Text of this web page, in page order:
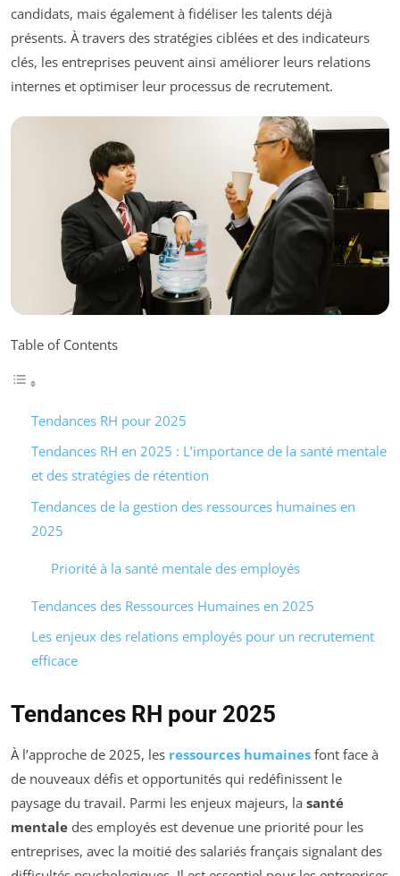
candidats, mais également à fidéliser les talents déjà
présents. À travers des stratégies ciblées et des indicateurs
clés, les entreprises peuvent ainsi améliorer leurs relations
internes et optimiser leur processus de recrutement.
Table of Contents
Tendances RH pour 2025
Tendances RH en 2025 : L’importance de la santé mentale
et des stratégies de rétention
Tendances de la gestion des ressources humaines en
2025
Priorité à la santé mentale des employés
Tendances des Ressources Humaines en 2025
Les enjeux des relations employés pour un recrutement
efficace
Tendances RH pour 2025
À l’approche de 2025, les ressources humaines font face à
de nouveaux défis et opportunités qui redéfinissent le
paysage du travail. Parmi les enjeux majeurs, la santé
mentale des employés est devenue une priorité pour les
entreprises, avec la moitié des salariés français signalant des